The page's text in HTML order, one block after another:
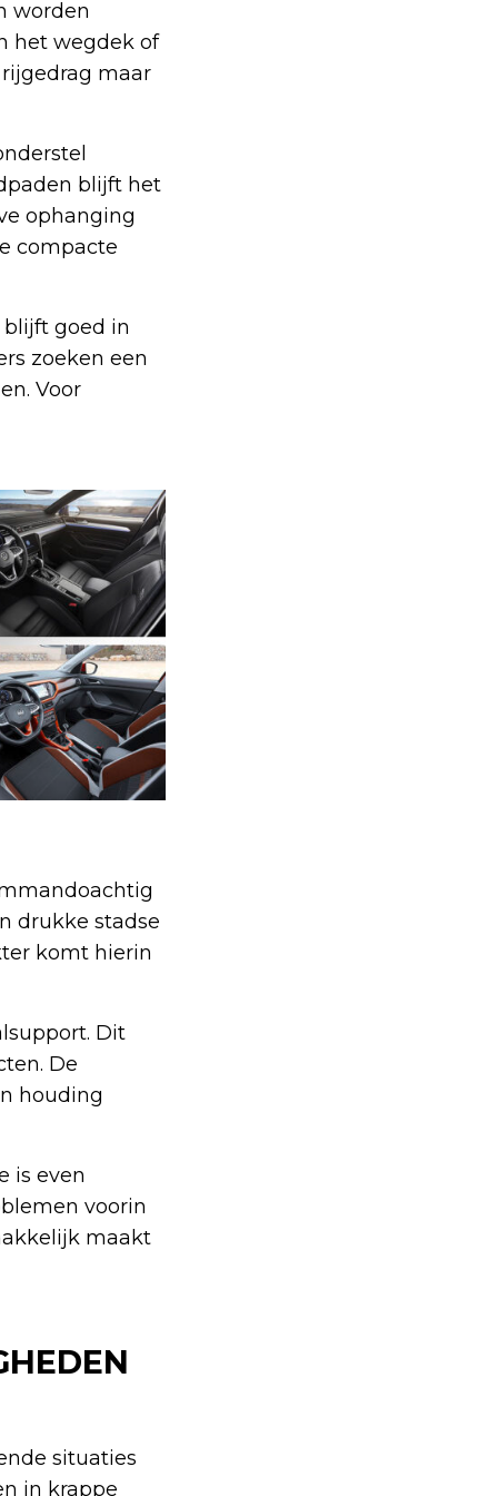
worden
het wegdek of
maar
blijft het
ophanging
compacte
goed in
zoeken een
Voor
drukke stadse
komt hierin
Dit
De
houding
is even
voorin
maakt
situaties
in krappe